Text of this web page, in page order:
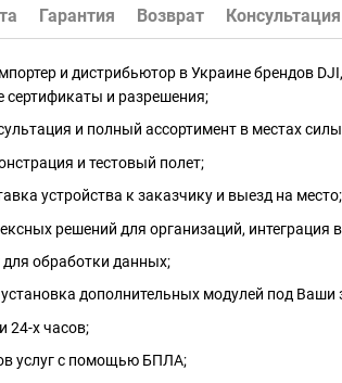
Гарантия Возврат Консультация
и дистрибьютор в Украине брендов
сертификаты и разрешения;
и полный ассортимент в местах силы
и тестовый полет;
устройства к заказчику и выезд на место;
решений для организаций, интеграция
обработки данных;
дополнительных модулей под Ваши
24-х часов;
услуг с помощью БПЛА;